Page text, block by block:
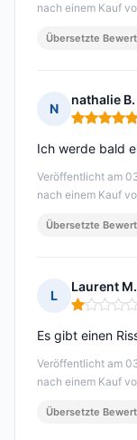
nach einem Kauf
Übersetzte
N
nathalie B.
Hinweis: 5
Veröffentlicht am
nach einem Kauf
Ich werde bald
Übersetzte
L
Laurent M.
Hinweis: 1
Veröffentlicht am
nach einem Kauf
Es gibt einen
Übersetzte